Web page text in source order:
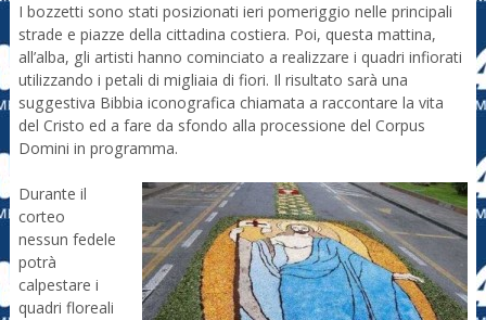
I bozzetti sono stati posizionati ieri pomeriggio nelle principali
strade e piazze della cittadina costiera. Poi, questa mattina,
all’alba, gli artisti hanno cominciato a realizzare i quadri infiorati
utilizzando i petali di migliaia di fiori. Il risultato sarà una
suggestiva Bibbia iconografica chiamata a raccontare la vita
del Cristo ed a fare da sfondo alla processione del Corpus
Domini in programma.
Durante il
corteo
nessun fedele
potrà
calpestare i
quadri floreali